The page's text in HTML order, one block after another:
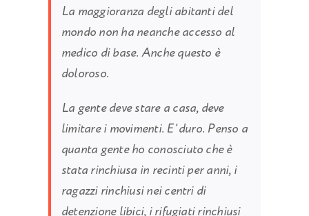
La maggioranza degli abitanti del
mondo non ha neanche accesso al
medico di base. Anche questo è
doloroso.
La gente deve stare a casa, deve
limitare i movimenti. E’ duro. Penso a
quanta gente ho conosciuto che è
stata rinchiusa in recinti per anni, i
ragazzi rinchiusi nei centri di
detenzione libici, i rifugiati rinchiusi